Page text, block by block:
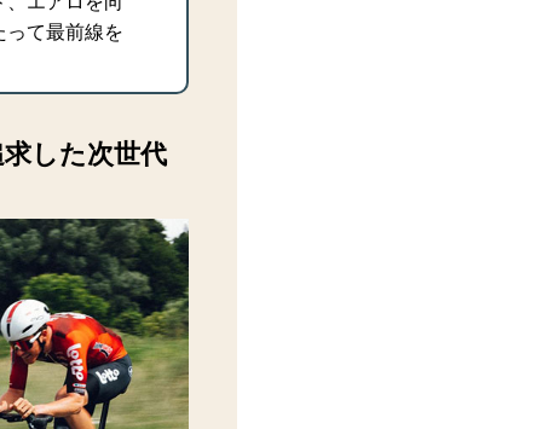
て最前線を
した次世代